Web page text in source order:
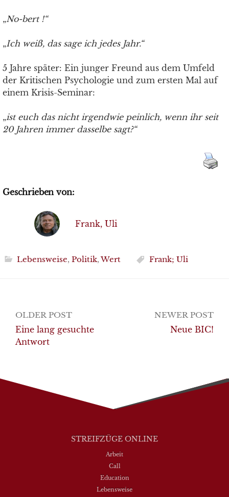
„No-bert !“
„Ich weiß, das sage ich jedes Jahr.“
5 Jahre später: Ein junger Freund aus dem Umfeld
der Kritischen Psychologie und zum ersten Mal auf
einem Krisis-Seminar:
„ist euch das nicht irgendwie peinlich, wenn ihr seit
20 Jahren immer dasselbe sagt?“
Geschrieben von:
Frank, Uli
Lebensweise, Politik,Wert Frank; Uli
Post
navigation
OLDER POST
Eine lang gesuchte
Antwort
NEWER POST
Neue BIC!
STREIFZÜGE ONLINE
Arbeit
Call
Education
Lebensweise